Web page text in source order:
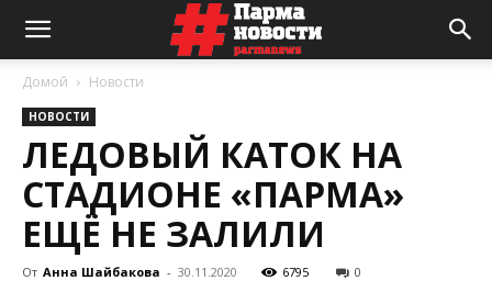
Домой Новости
НОВОСТИ
ЛЕДОВЫЙ КАТОК НА
СТАДИОНЕ «ПАРМА»
ЕЩЁ НЕ ЗАЛИЛИ
От Анна Шайбакова - 30.11.2020 6795 0